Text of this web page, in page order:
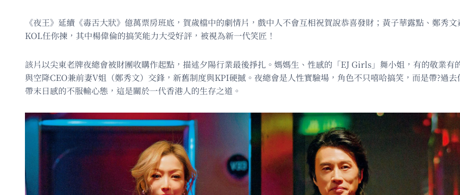
《夜王》延續《毒舌大狀》億萬票房班底，賀歲檔中的劇情片，戲中人不會互相祝賀說恭喜發財；黃子華露點、鄭秀
KOL任你揀，其中楊偉倫的搞笑能力大受好評，被視為新一代笑匠！
該片以尖東老牌夜總會被財團收購作起點，描述夕陽行業最後掙扎。媽媽生、性感的「EJ Girls」舞小姐，有的敬業有
與空降CEO兼前妻V姐（鄭秀文）交鋒，新舊制度與KPI硬撼。夜總會是人性實驗場，角色不只嘻哈搞笑，而是帶?過
帶末日感的不服輸心態，這是關於一代香港人的生存之道。